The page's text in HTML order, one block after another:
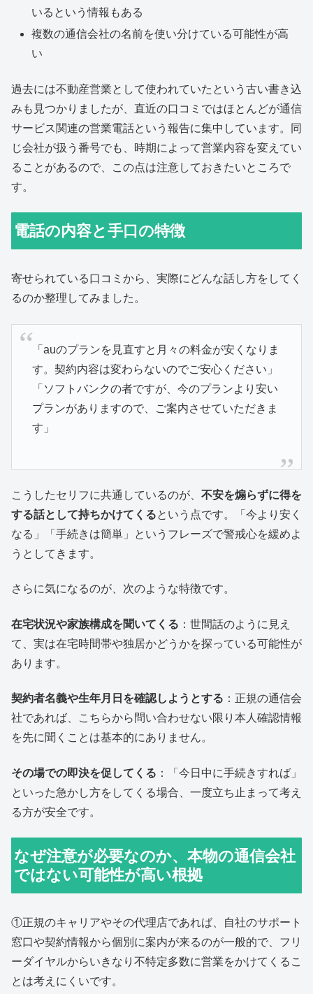
いるという情報もある
複数の通信会社の名前を使い分けている可能性が高
い
過去には不動産営業として使われていたという古い書き込
みも見つかりましたが、直近の口コミではほとんどが通信
サービス関連の営業電話という報告に集中しています。同
じ会社が扱う番号でも、時期によって営業内容を変えてい
ることがあるので、この点は注意しておきたいところで
す。
電話の内容と手口の特徴
寄せられている口コミから、実際にどんな話し方をしてく
るのか整理してみました。
「auのプランを見直すと月々の料金が安くなりま
す。契約内容は変わらないのでご安心ください」
「ソフトバンクの者ですが、今のプランより安い
プランがありますので、ご案内させていただきま
す」
こうしたセリフに共通しているのが、 不安を煽らずに得を
する話として持ちかけてくるという点です。「今より安く
なる」「手続きは簡単」というフレーズで警戒心を緩めよ
うとしてきます。
さらに気になるのが、次のような特徴です。
在宅状況や家族構成を聞いてくる ：世間話のように見え
て、実は在宅時間帯や独居かどうかを探っている可能性が
あります。
契約者名義や生年月日を確認しようとする ：正規の通信会
社であれば、こちらから問い合わせない限り本人確認情報
を先に聞くことは基本的にありません。
その場での即決を促してくる ：「今日中に手続きすれば」
といった急かし方をしてくる場合、一度立ち止まって考え
る方が安全です。
なぜ注意が必要なのか、本物の通信会社
ではない可能性が高い根拠
①正規のキャリアやその代理店であれば、自社のサポート
窓口や契約情報から個別に案内が来るのが一般的で、フリ
ーダイヤルからいきなり不特定多数に営業をかけてくるこ
とは考えにくいです。